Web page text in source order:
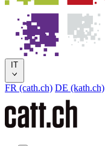
IT
FR (cath.ch) DE (kath.ch)